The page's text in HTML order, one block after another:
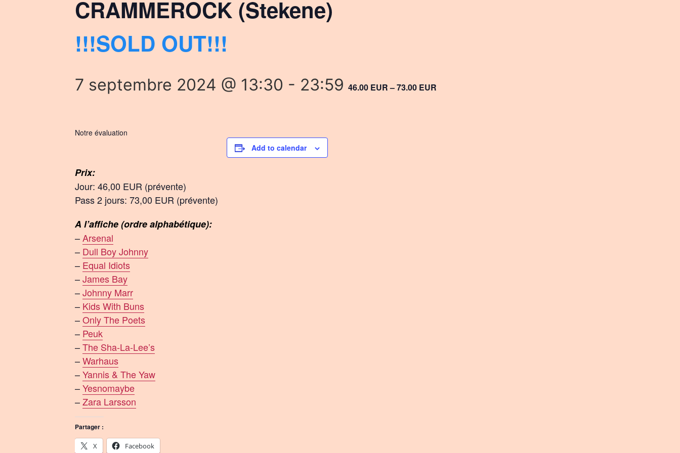
CRAMMEROCK (Stekene)
!!!SOLD OUT!!!
7 septembre 2024 @ 13:30 - 23:59 46.00 EUR – 73.00 EUR
Notre évaluation
Prix:
Jour: 46,00 EUR (prévente)
Pass 2 jours: 73,00 EUR (prévente)
A l’affiche (ordre alphabétique):
–Arsenal
– Dull Boy Johnny
– Equal Idiots
–James Bay
–Johnny Marr
– Kids With Buns
–Only The Poets
– Peuk
–The Sha-La-Lee’s
–Warhaus
–Yannis & The Yaw
–Yesnomaybe
–Zara Larsson
Partager :
X Facebook
Add to calendar